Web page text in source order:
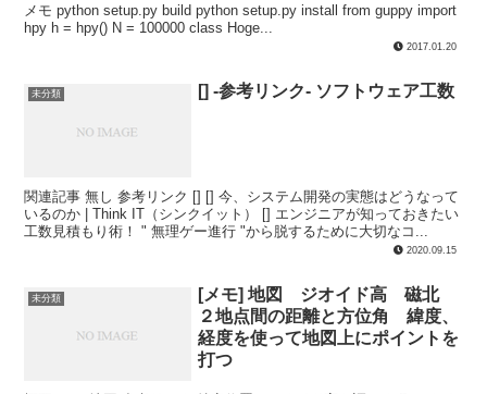
メモ python setup.py build python setup.py install from guppy import
hpy h = hpy() N = 100000 class Hoge...
2017.01.20
未分類 [] -参考リンク- ソフトウェア工数
関連記事 無し 参考リンク [] [] 今、システム開発の実態はどうなって
いるのか | Think IT（シンクイット） [] エンジニアが知っておきたい
工数見積もり術！ " 無理ゲー進行 "から脱するために大切なコ...
2020.09.15
未分類
[メモ] 地図 ジオイド高 磁北
２地点間の距離と方位角 緯度、
経度を使って地図上にポイントを
打つ